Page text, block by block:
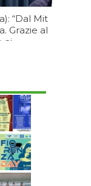
“Dal Mit
Grazie al
ai